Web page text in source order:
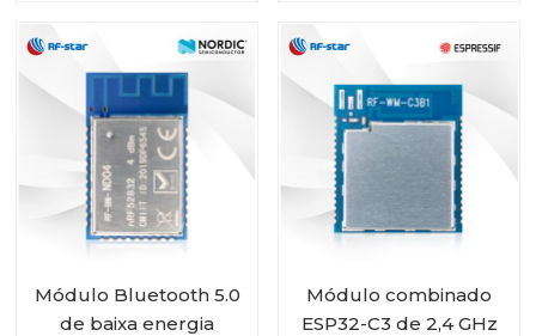
Módulo Bluetooth 5.0
de baixa energia
Módulo combinado
ESP32-C3 de 2,4 GHz